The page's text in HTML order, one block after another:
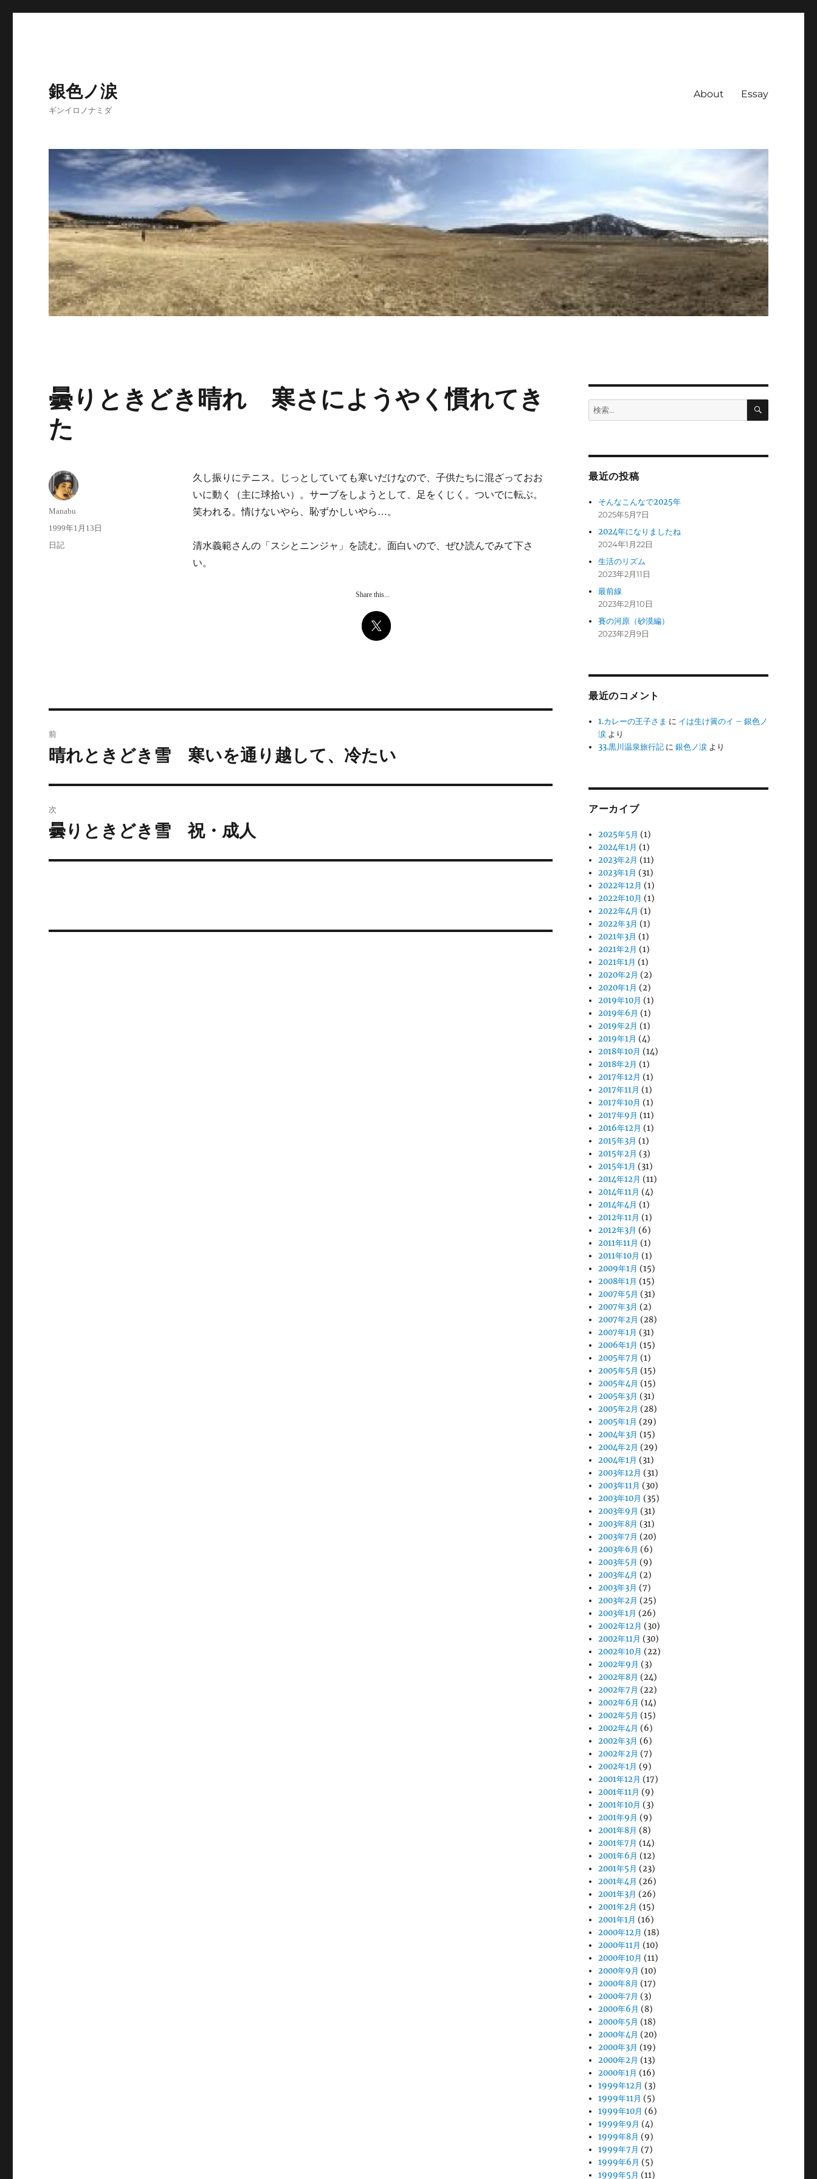
銀色ノ涙
ギンイロノナミダ
About Essay
曇りときどき晴れ 寒さにようやく慣れてき
た
久し振りにテニス。じっとしていても寒いだけなので、子供たちに混ざっておお
いに動く（主に球拾い）。サーブをしようとして、足をくじく。ついでに転ぶ。
笑われる。情けないやら、恥ずかしいやら…。
清水義範さんの「スシとニンジャ」を読む。面白いので、ぜひ読んでみて下さ
い。
Share this...
投
稿
Manabu
投
稿
1999年1月13日
カ
日記
稿
ゲ
ン
前
前
投
稿:
晴れときどき雪 寒いを通り越して、冷たい
次
次
投
曇りときどき雪 祝・成人
検
索:
検
最近の投稿
そんなこんなで2025年
2025年5月7日
2024年になりましたね
2024年1月22日
生活のリズム
2023年2月11日
最前線
2023年2月10日
賽の河原（砂漠編）
2023年2月9日
最近のコメント
1.カレーの王子さま に イは生け簀のイ – 銀色ノ
涙 より
33.黒川温泉旅行記 に銀色ノ涙 より
アーカイブ
2025年5月 (1)
2024年1月 (1)
2023年2月 (11)
2023年1月 (31)
2022年12月 (1)
2022年10月 (1)
2022年4月 (1)
2022年3月 (1)
2021年3月 (1)
2021年2月 (1)
2021年1月 (1)
2020年2月 (2)
2020年1月 (2)
2019年10月 (1)
2019年6月 (1)
2019年2月 (1)
2019年1月 (4)
2018年10月 (14)
2018年2月 (1)
2017年12月 (1)
2017年11月 (1)
2017年10月 (1)
2017年9月 (11)
2016年12月 (1)
2015年3月 (1)
2015年2月 (3)
2015年1月 (31)
2014年12月 (11)
2014年11月 (4)
2014年4月 (1)
2012年11月 (1)
2012年3月 (6)
2011年11月 (1)
2011年10月 (1)
2009年1月 (15)
2008年1月 (15)
2007年5月 (31)
2007年3月 (2)
2007年2月 (28)
2007年1月 (31)
2006年1月 (15)
2005年7月 (1)
2005年5月 (15)
2005年4月 (15)
2005年3月 (31)
2005年2月 (28)
2005年1月 (29)
2004年3月 (15)
2004年2月 (29)
2004年1月 (31)
2003年12月 (31)
2003年11月 (30)
2003年10月 (35)
2003年9月 (31)
2003年8月 (31)
2003年7月 (20)
2003年6月 (6)
2003年5月 (9)
2003年4月 (2)
2003年3月 (7)
2003年2月 (25)
2003年1月 (26)
2002年12月 (30)
2002年11月 (30)
2002年10月 (22)
2002年9月 (3)
2002年8月 (24)
2002年7月 (22)
2002年6月 (14)
2002年5月 (15)
2002年4月 (6)
2002年3月 (6)
2002年2月 (7)
2002年1月 (9)
2001年12月 (17)
2001年11月 (9)
2001年10月 (3)
2001年9月 (9)
2001年8月 (8)
2001年7月 (14)
2001年6月 (12)
2001年5月 (23)
2001年4月 (26)
2001年3月 (26)
2001年2月 (15)
2001年1月 (16)
2000年12月 (18)
2000年11月 (10)
2000年10月 (11)
2000年9月 (10)
2000年8月 (17)
2000年7月 (3)
2000年6月 (8)
2000年5月 (18)
2000年4月 (20)
2000年3月 (19)
2000年2月 (13)
2000年1月 (16)
1999年12月 (3)
1999年11月 (5)
1999年10月 (6)
1999年9月 (4)
1999年8月 (9)
1999年7月 (7)
1999年6月 (5)
1999年5月 (11)